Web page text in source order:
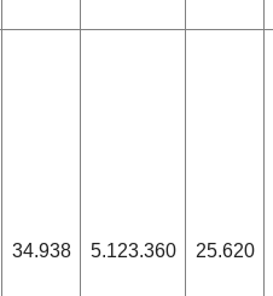
34.938 5.123.360 25.620